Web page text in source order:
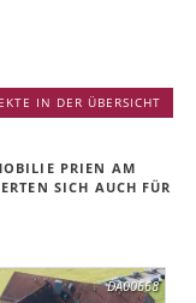
IN DER ÜBERSICHT
PRIEN AM
SICH AUCH FÜR
DA00668